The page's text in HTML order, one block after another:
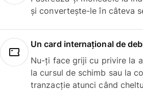
și convertește-le în câteva
Un card internațional de
Nu-ți face griji cu privire la
la cursul de schimb sau la
tranzacție atunci când